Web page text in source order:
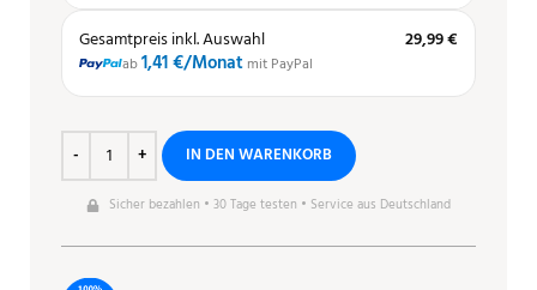
Gesamtpreis inkl. Auswahl
ab1,41 €/Monat mit PayPal
29,99 €
IN DEN WARENKORB
Sicher bezahlen • 30 Tage testen • Service aus Deutschland